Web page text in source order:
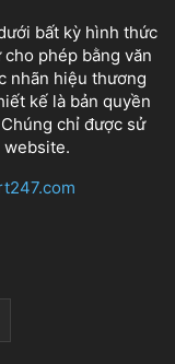
bất kỳ hình thức
phép bằng văn
nhãn hiệu thương
kế là bản quyền
chỉ được sử